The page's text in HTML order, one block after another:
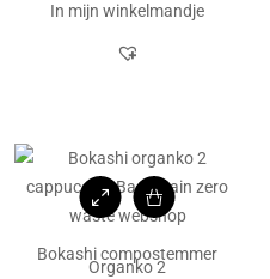
In mijn winkelmandje
Bokashi compostemmer
Organko 2